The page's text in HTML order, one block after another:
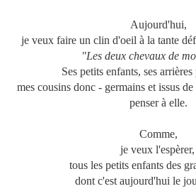
Aujourd'hui,
je veux faire un clin d'oeil à la tante
"Les deux chevaux de
Ses petits enfants, ses
mes cousins donc - germains et issus
penser à elle.
Comme,
je veux l'espèrer,
tous les petits enfants des
dont c'est aujourd'hui le